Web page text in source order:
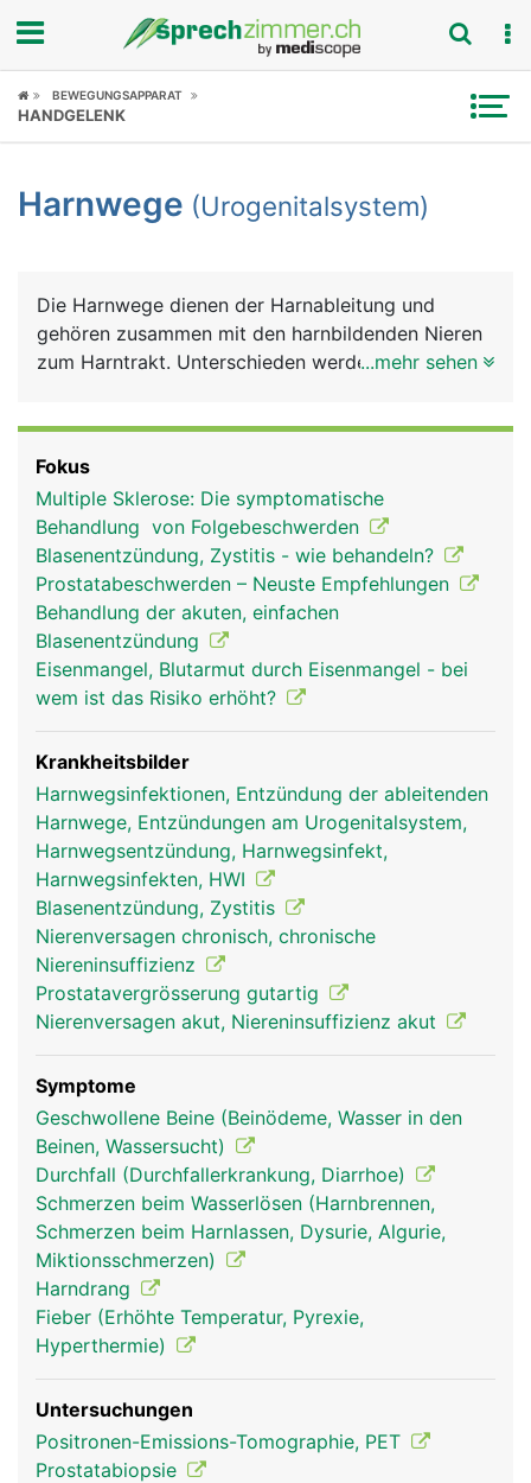
Fokus
Symptome
News
Rubriken
BEWEGUNGSAPPARAT
HANDGELENK
Harnwege (Urogenitalsystem)
Die Harnwege dienen der Harnableitung und
gehören zusammen mit den harnbildenden Nieren
zum Harntrakt. Unterschieden werden anatomisch
Die Nieren dienen der Harnbildung, die Harnleiter
zum Harntransport in die Blase, die Harnblase zur
Harnspeicherung und die Harnröhre zur
Harnausscheidung.
...mehr sehen
Fokus
Multiple Sklerose: Die symptomatische
Behandlung von Folgebeschwerden
Blasenentzündung, Zystitis - wie behandeln?
Prostatabeschwerden – Neuste Empfehlungen
Behandlung der akuten, einfachen
Blasenentzündung
Eisenmangel, Blutarmut durch Eisenmangel - bei
wem ist das Risiko erhöht?
Krankheitsbilder
Harnwegsinfektionen, Entzündung der ableitenden
Harnwege, Entzündungen am Urogenitalsystem,
Harnwegsentzündung, Harnwegsinfekt,
Harnwegsinfekten, HWI
Blasenentzündung, Zystitis
Nierenversagen chronisch, chronische
Niereninsuffizienz
Prostatavergrösserung gutartig
Nierenversagen akut, Niereninsuffizienz akut
Symptome
Geschwollene Beine (Beinödeme, Wasser in den
Beinen, Wassersucht)
Durchfall (Durchfallerkrankung, Diarrhoe)
Schmerzen beim Wasserlösen (Harnbrennen,
Schmerzen beim Harnlassen, Dysurie, Algurie,
Miktionsschmerzen)
Harndrang
Fieber (Erhöhte Temperatur, Pyrexie,
Hyperthermie)
Untersuchungen
Positronen-Emissions-Tomographie, PET
Prostatabiopsie